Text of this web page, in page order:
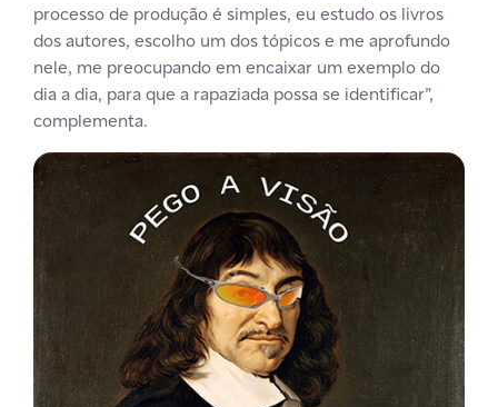
processo de produção é simples, eu estudo os livros
dos autores, escolho um dos tópicos e me aprofundo
nele, me preocupando em encaixar um exemplo do
dia a dia, para que a rapaziada possa se identificar”,
complementa.